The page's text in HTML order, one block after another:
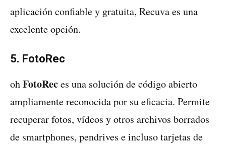
aplicación confiable y gratuita, Recuva es una
excelente opción.
5. FotoRec
ohFotoReces una solución de código abierto
ampliamente reconocida por su eficacia. Permite
recuperar fotos, vídeos y otros archivos borrados
de smartphones, pendrives e incluso tarjetas de